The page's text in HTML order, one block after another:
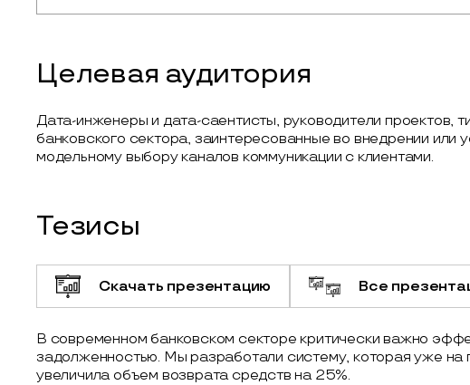
Целевая аудитория
Дата-инженеры и дата-саентисты, руководители проектов,
банковского сектора, заинтересованные во внедрении или
модельному выбору каналов коммуникации с клиентами.
Тезисы
Скачать презентацию Все
В современном банковском секторе критически важно
задолженностью. Мы разработали систему, которая уже на
увеличила объем возврата средств на 25%.